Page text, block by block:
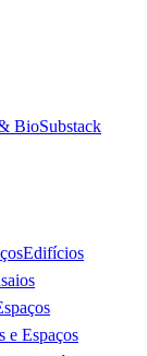
BioSubstack
Edifícios
e Espaços